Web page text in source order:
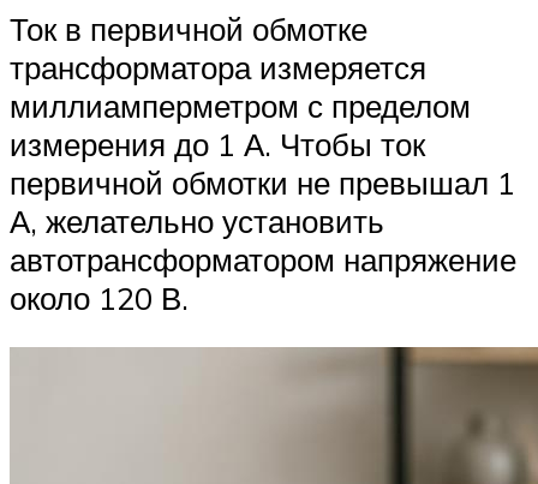
Ток в первичной обмотке
трансформатора измеряется
миллиамперметром с пределом
измерения до 1 А. Чтобы ток
первичной обмотки не превышал 1
А, желательно установить
автотрансформатором напряжение
около 120 В.